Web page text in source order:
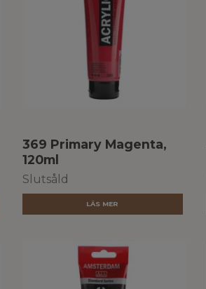
369 Primary Magenta,
120ml
Slutsåld
LÄS MER